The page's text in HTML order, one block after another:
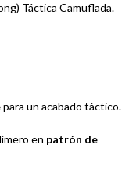
Táctica Camuflada.
para un acabado táctico.
en patrón de